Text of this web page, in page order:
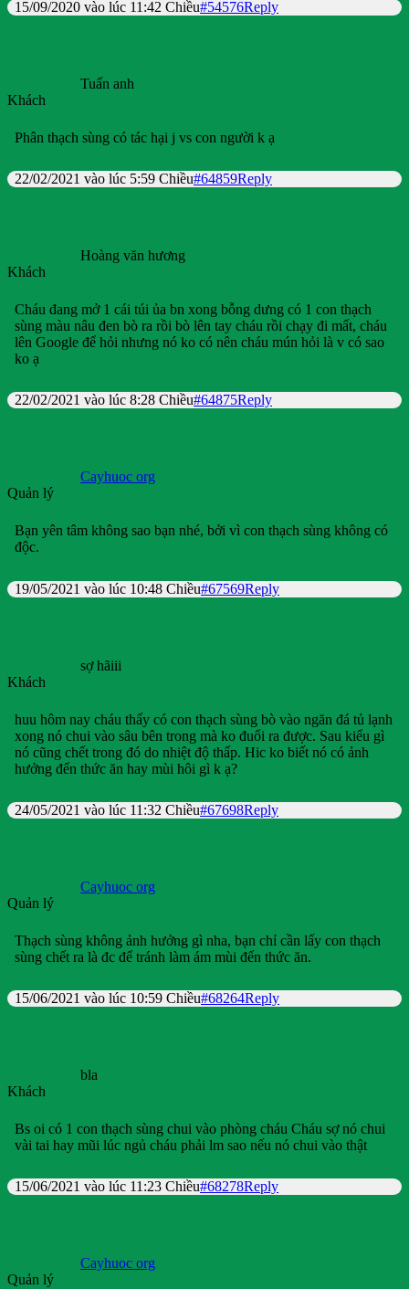
15/09/2020 vào lúc 11:42 Chiều#54576Reply
Tuấn anh
Khách
Phân thạch sùng có tác hại j vs con người k ạ
22/02/2021 vào lúc 5:59 Chiều#64859Reply
Hoàng văn hương
Khách
Cháu đang mở 1 cái túi ủa bn xong bỗng dưng có 1 con thạch
sùng màu nâu đen bò ra rồi bò lên tay cháu rồi chạy đi mất, cháu
lên Google để hỏi nhưng nó ko có nên cháu mún hỏi là v có sao
ko ạ
22/02/2021 vào lúc 8:28 Chiều#64875Reply
Cayhuoc org
Quản lý
Bạn yên tâm không sao bạn nhé, bởi vì con thạch sùng không có
độc.
19/05/2021 vào lúc 10:48 Chiều#67569Reply
sợ hãiii
Khách
huu hôm nay cháu thấy có con thạch sùng bò vào ngăn đá tủ lạnh
xong nó chui vào sâu bên trong mà ko đuổi ra được. Sau kiểu gì
nó cũng chết trong đó do nhiệt độ thấp. Hic ko biết nó có ảnh
hưởng đến thức ăn hay mùi hôi gì k ạ?
24/05/2021 vào lúc 11:32 Chiều#67698Reply
Cayhuoc org
Quản lý
Thạch sùng không ảnh hưởng gì nha, bạn chỉ cần lấy con thạch
sùng chết ra là đc để tránh làm ám mùi đến thức ăn.
15/06/2021 vào lúc 10:59 Chiều#68264Reply
bla
Khách
Bs oi có 1 con thạch sùng chui vào phòng cháu Cháu sợ nó chui
vài tai hay mũi lúc ngủ cháu phải lm sao nếu nó chui vào thật
15/06/2021 vào lúc 11:23 Chiều#68278Reply
Cayhuoc org
Quản lý